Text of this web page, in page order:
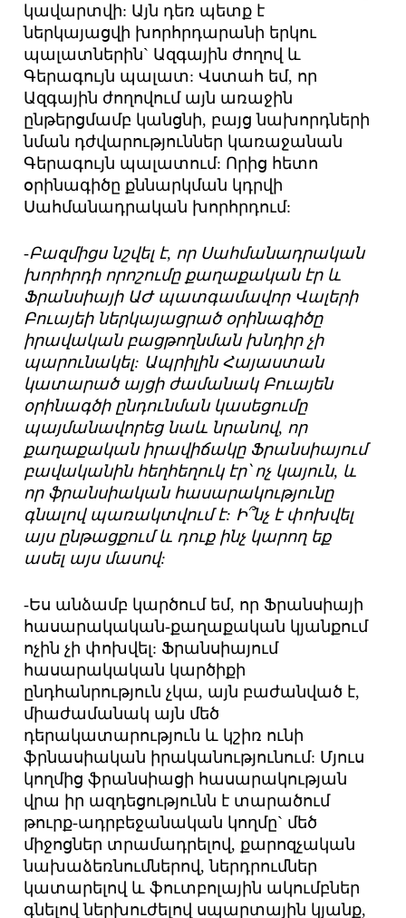
կավարտվի: Այն դեռ պետք է
ներկայացվի խորհրդարանի երկու
պալատներին` Ազգային ժողով և
Գերագույն պալատ: Վստահ եմ, որ
Ազգային ժողովում այն առաջին
ընթերցմամբ կանցնի, բայց նախորդների
նման դժվարություններ կառաջանան
Գերագույն պալատում: Որից հետո
օրինագիծը քննարկման կդրվի
Սահմանադրական խորհրդում:
-Բազմիցս նշվել է, որ Սահմանադրական
խորհրդի որոշումը քաղաքական էր և
Ֆրանսիայի ԱԺ պատգամավոր Վալերի
Բուայեի ներկայացրած օրինագիծը
իրավական բացթողնման խնդիր չի
պարունակել: Ապրիլին Հայաստան
կատարած այցի ժամանակ Բուայեն
օրինագծի ընդունման կասեցումը
պայմանավորեց նաև նրանով, որ
քաղաքական իրավիճակը Ֆրանսիայում
բավականին հեղհեղուկ էր՝ ոչ կայուն, և
որ ֆրանսիական հասարակությունը
գնալով պառակտվում է: Ի՞նչ է փոխվել
այս ընթացքում և դուք ինչ կարող եք
ասել այս մասով:
-Ես անձամբ կարծում եմ, որ Ֆրանսիայի
հասարակական-քաղաքական կյանքում
ոչին չի փոխվել: Ֆրանսիայում
հասարակական կարծիքի
ընդհանրություն չկա, այն բաժանված է,
միաժամանակ այն մեծ
դերակատարություն և կշիռ ունի
ֆրնասիական իրականությունում: Մյուս
կողմից ֆրանսիացի հասարակության
վրա իր ազդեցությունն է տարածում
թուրք-ադրբեջանական կողմը` մեծ
միջոցներ տրամադրելով, քարոզչական
նախաձեռնումներով, ներդրումներ
կատարելով և ֆուտբոլային ակումբներ
գնելով ներխուժելով սպարտային կյանք,